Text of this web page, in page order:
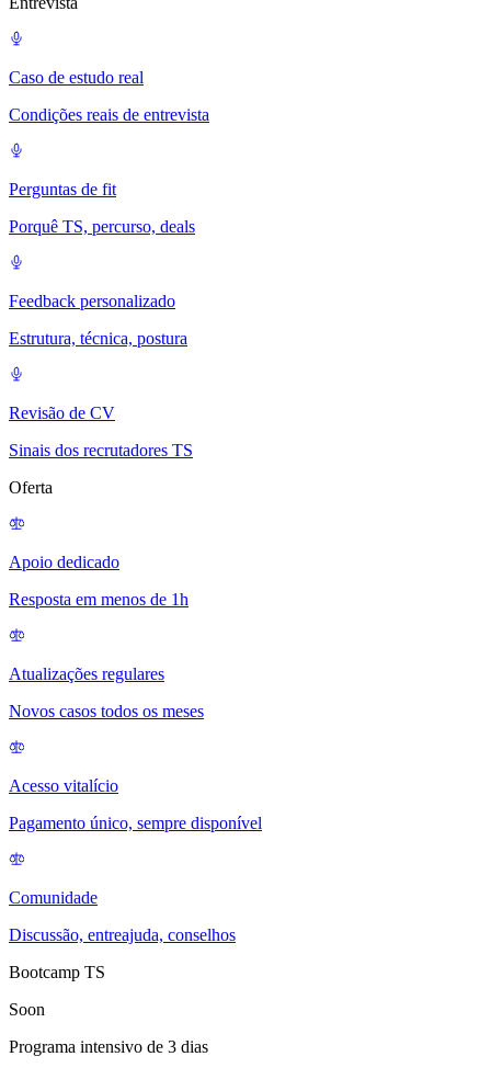
Caso de estudo real
Condições reais de entrevista
Perguntas de fit
Porquê TS, percurso, deals
Feedback personalizado
Estrutura, técnica, postura
Revisão de CV
Sinais dos recrutadores TS
Oferta
Apoio dedicado
Resposta em menos de 1h
Atualizações regulares
Novos casos todos os meses
Acesso vitalício
Pagamento único, sempre disponível
Comunidade
Discussão, entreajuda, conselhos
Bootcamp TS
Soon
Programa intensivo de 3 dias